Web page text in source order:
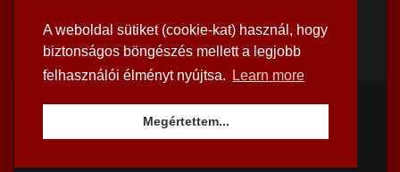
A weboldal sütiket (cookie-kat) használ, hogy
biztonságos böngészés mellett a legjobb
felhasználói élményt nyújtsa.
Learn more
Megértettem...
Mária evangéliuma
© 1992 - 2026 Rotunda Énekegyüttes
Facebook